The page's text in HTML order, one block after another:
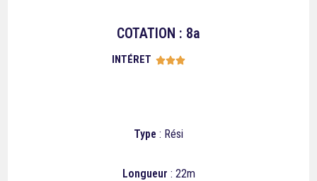
COTATION : 8a
INTÉRET 
Type : Rési
Longueur : 22m